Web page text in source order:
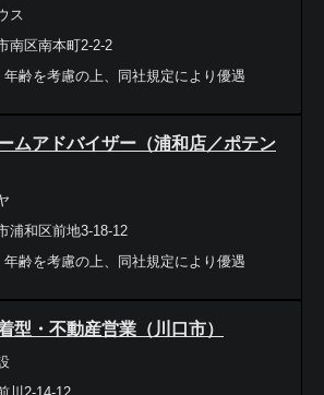
ス
南区南本町2-2-2
齢を考慮の上、同社規定により優遇
ムアドバイザー（浦和店／ポテン
浦和区前地3-18-12
齢を考慮の上、同社規定により優遇
型・不動産営業（川口市）